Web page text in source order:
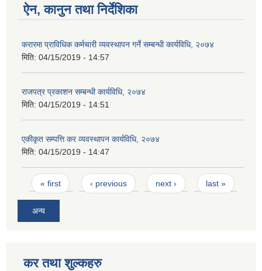
ऐन, कानुन तथा निर्देशिका
करारमा प्राविधिक कर्मचारी व्यवस्थापन गर्ने सम्बन्धी कार्यविधि, २०७४
मिति: 04/15/2019 - 14:57
राजपत्र प्रकाशन सम्बन्धी कार्यविधि, २०७४
मिति: 04/15/2019 - 14:51
एकीकृत सम्पत्ति कर व्यवस्थापन कार्यविधि, २०७४
मिति: 04/15/2019 - 14:47
Pages
« first ‹ previous next › last »
अन्य
कर तथा शुल्कहरु